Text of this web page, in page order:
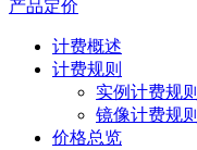
产品定价
计费概述
计费规则
实例计费规则
镜像计费规则
价格总览